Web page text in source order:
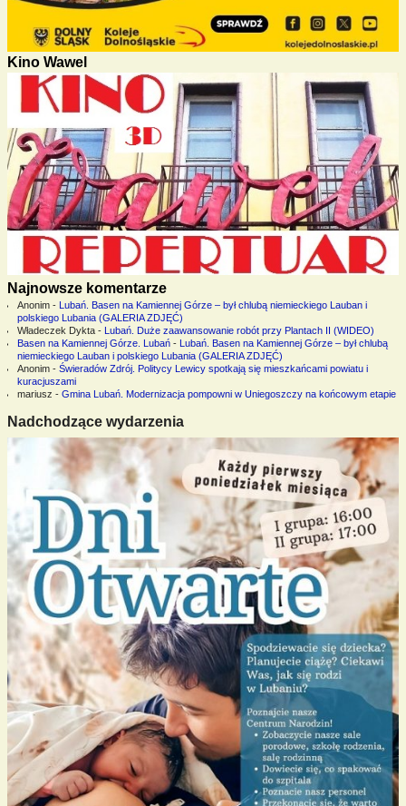
Kino Wawel
Najnowsze komentarze
Anonim- Lubań. Basen na Kamiennej Górze – był chlubą niemieckiego Lauban i
polskiego Lubania (GALERIA ZDJĘĆ)
Władeczek Dykta- Lubań. Duże zaawansowanie robót przy Plantach II (WIDEO)
Basen na Kamiennej Górze. Lubań- Lubań. Basen na Kamiennej Górze – był chlubą
niemieckiego Lauban i polskiego Lubania (GALERIA ZDJĘĆ)
Anonim- Świeradów Zdrój. Politycy Lewicy spotkają się mieszkańcami powiatu i
kuracjuszami
mariusz - Gmina Lubań. Modernizacja pompowni w Uniegoszczy na końcowym etapie
Nadchodzące wydarzenia